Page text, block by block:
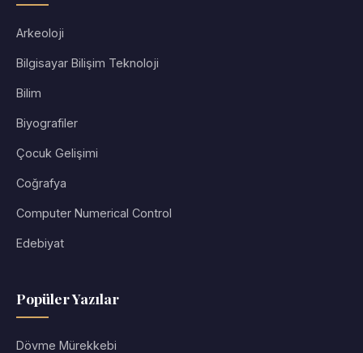
Arkeoloji
Bilgisayar Bilişim Teknoloji
Bilim
Biyografiler
Çocuk Gelişimi
Coğrafya
Computer Numerical Control
Edebiyat
Popüler Yazılar
Dövme Mürekkebi